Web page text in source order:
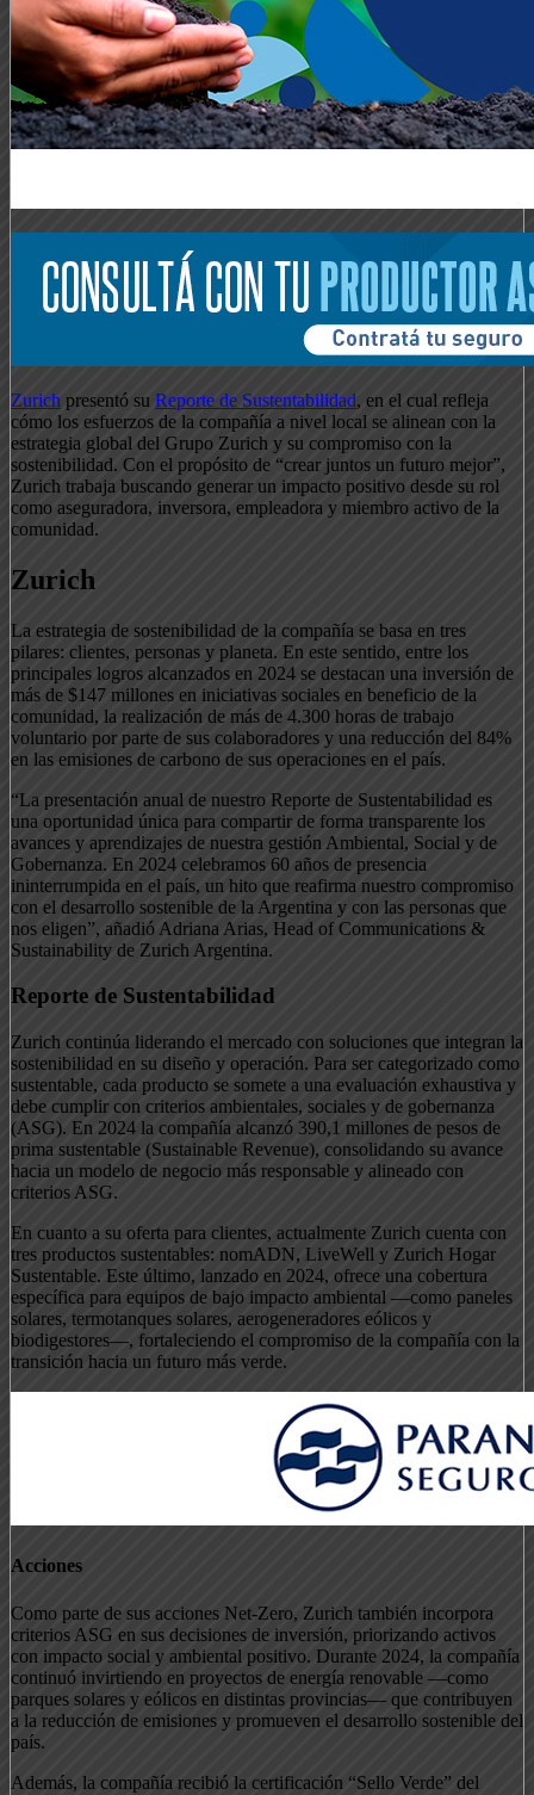
Zurich presentó su Reporte de Sustentabilidad, en el cual refleja
cómo los esfuerzos de la compañía a nivel local se alinean con la
estrategia global del Grupo Zurich y su compromiso con la
sostenibilidad. Con el propósito de “crear juntos un futuro mejor”,
Zurich trabaja buscando generar un impacto positivo desde su rol
como aseguradora, inversora, empleadora y miembro activo de la
comunidad.
Zurich
La estrategia de sostenibilidad de la compañía se basa en tres
pilares: clientes, personas y planeta. En este sentido, entre los
principales logros alcanzados en 2024 se destacan una inversión de
más de $147 millones en iniciativas sociales en beneficio de la
comunidad, la realización de más de 4.300 horas de trabajo
voluntario por parte de sus colaboradores y una reducción del 84%
en las emisiones de carbono de sus operaciones en el país.
“La presentación anual de nuestro Reporte de Sustentabilidad es
una oportunidad única para compartir de forma transparente los
avances y aprendizajes de nuestra gestión Ambiental, Social y de
Gobernanza. En 2024 celebramos 60 años de presencia
ininterrumpida en el país, un hito que reafirma nuestro compromiso
con el desarrollo sostenible de la Argentina y con las personas que
nos eligen”, añadió Adriana Arias, Head of Communications &
Sustainability de Zurich Argentina.
Reporte de Sustentabilidad
Zurich continúa liderando el mercado con soluciones que integran la
sostenibilidad en su diseño y operación. Para ser categorizado como
sustentable, cada producto se somete a una evaluación exhaustiva y
debe cumplir con criterios ambientales, sociales y de gobernanza
(ASG). En 2024 la compañía alcanzó 390,1 millones de pesos de
prima sustentable (Sustainable Revenue), consolidando su avance
hacia un modelo de negocio más responsable y alineado con
criterios ASG.
En cuanto a su oferta para clientes, actualmente Zurich cuenta con
tres productos sustentables: nomADN, LiveWell y Zurich Hogar
Sustentable. Este último, lanzado en 2024, ofrece una cobertura
específica para equipos de bajo impacto ambiental —como paneles
solares, termotanques solares, aerogeneradores eólicos y
biodigestores—, fortaleciendo el compromiso de la compañía con la
transición hacia un futuro más verde.
Acciones
Como parte de sus acciones Net-Zero, Zurich también incorpora
criterios ASG en sus decisiones de inversión, priorizando activos
con impacto social y ambiental positivo. Durante 2024, la compañía
continuó invirtiendo en proyectos de energía renovable —como
parques solares y eólicos en distintas provincias— que contribuyen
a la reducción de emisiones y promueven el desarrollo sostenible del
país.
Además, la compañía recibió la certificación “Sello Verde” del